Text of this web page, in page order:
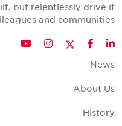
but relentlessly drive it
and communities.
LinkedIn
Facebook
Twitter
Instagram
News
About Us
History